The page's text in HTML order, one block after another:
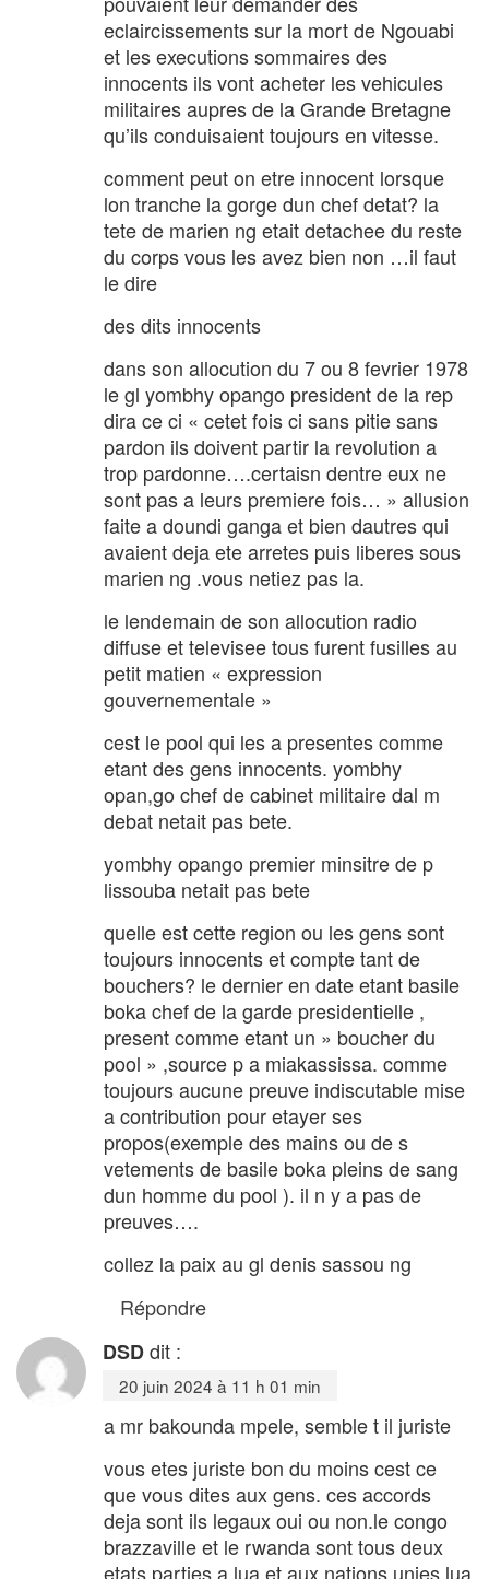
eclaircissements sur la mort de Ngouabi
et les executions sommaires des
innocents ils vont acheter les vehicules
militaires aupres de la Grande Bretagne
qu’ils conduisaient toujours en vitesse.
comment peut on etre innocent lorsque
lon tranche la gorge dun chef detat? la
tete de marien ng etait detachee du reste
du corps vous les avez bien non …il faut
le dire
des dits innocents
dans son allocution du 7 ou 8 fevrier 1978
le gl yombhy opango president de la rep
dira ce ci « cetet fois ci sans pitie sans
pardon ils doivent partir la revolution a
trop pardonne….certaisn dentre eux ne
sont pas a leurs premiere fois… » allusion
faite a doundi ganga et bien dautres qui
avaient deja ete arretes puis liberes sous
marien ng .vous netiez pas la.
le lendemain de son allocution radio
diffuse et televisee tous furent fusilles au
petit matien « expression
gouvernementale »
cest le pool qui les a presentes comme
etant des gens innocents. yombhy
opan,go chef de cabinet militaire dal m
debat netait pas bete.
yombhy opango premier minsitre de p
lissouba netait pas bete
quelle est cette region ou les gens sont
toujours innocents et compte tant de
bouchers? le dernier en date etant basile
boka chef de la garde presidentielle ,
present comme etant un » boucher du
pool » ,source p a miakassissa. comme
toujours aucune preuve indiscutable mise
a contribution pour etayer ses
propos(exemple des mains ou de s
vetements de basile boka pleins de sang
dun homme du pool ). il n y a pas de
preuves….
collez la paix au gl denis sassou ng
Répondre
DSDdit :
20 juin 2024 à 11 h 01 min
a mr bakounda mpele, semble t il juriste
vous etes juriste bon du moins cest ce
que vous dites aux gens. ces accords
deja sont ils legaux oui ou non.le congo
brazzaville et le rwanda sont tous deux
etats parties a lua et aux nations unies.lua